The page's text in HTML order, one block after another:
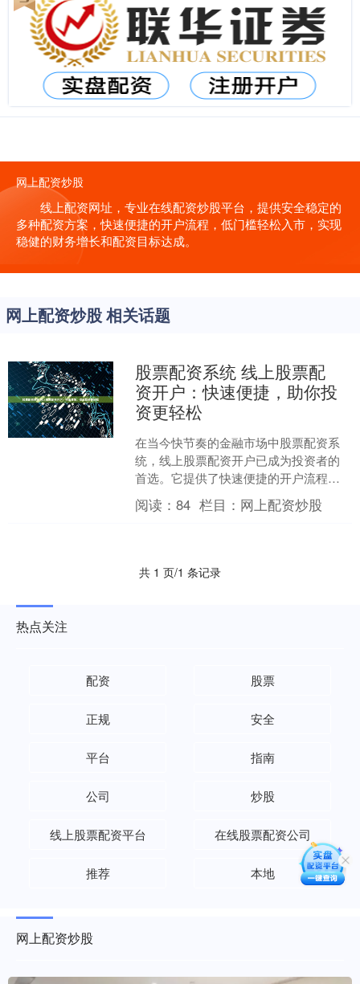
网上配资炒股
线上配资网址，专业在线配资炒股平台，提供安全稳定的
多种配资方案，快速便捷的开户流程，低门槛轻松入市，实现
稳健的财务增长和配资目标达成。
网上配资炒股 相关话题
股票配资系统 线上股票配
资开户：快速便捷，助你投
资更轻松
在当今快节奏的金融市场中股票配资系
统，线上股票配资开户已成为投资者的
首选。它提供了快速便捷的开户流程，
让您轻松踏上投资之旅。 * **监管资质：
**选择受证监会....
阅读：84 栏目： 网上配资炒股
共 1 页/1 条记录
热点关注
配资 股票
正规 安全
平台 指南
公司 炒股
线上股票配资平台 在线股票配资公司
推荐 本地
网上配资炒股